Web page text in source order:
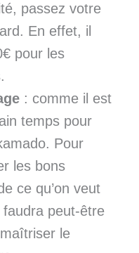
passez votre
En effet, il
pour les
: comme il est
temps pour
Pour
les bons
ce qu’on veut
peut-être
le